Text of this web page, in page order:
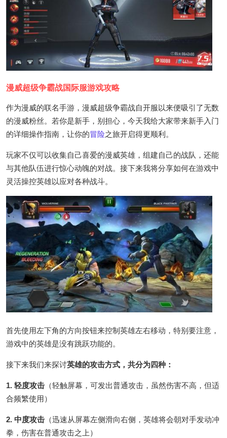
漫威超级争霸战国际服游戏攻略
作为漫威的联名手游，漫威超级争霸战自开服以来便吸引了无数
的漫威粉丝。若你是新手，别担心，今天我给大家带来新手入门
的详细操作指南，让你的冒险之旅开启得更顺利。
玩家不仅可以收集自己喜爱的漫威英雄，组建自己的战队，还能
与其他队伍进行惊心动魄的对战。接下来我将分享如何在游戏中
灵活操控英雄以应对各种战斗。
首先使用左下角的方向按钮来控制英雄左右移动，特别要注意，
游戏中的英雄是没有跳跃功能的。
接下来我们来探讨英雄的攻击方式，共分为四种：
1. 轻度攻击 （轻触屏幕，可发出普通攻击，虽然伤害不高，但适
合频繁使用）
2. 中度攻击 （迅速从屏幕左侧滑向右侧，英雄将会朝对手发动冲
拳，伤害在普通攻击之上）